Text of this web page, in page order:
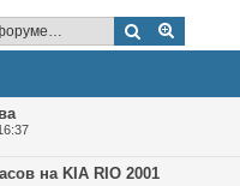
Поиск
на KIA RIO 2001